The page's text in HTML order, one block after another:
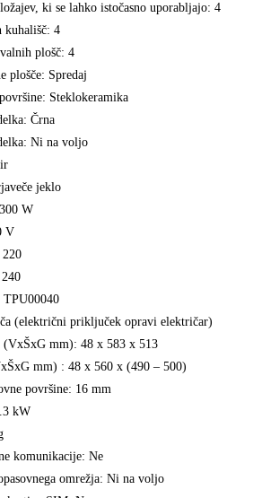
ki se lahko istočasno uporabljajo: 4
kuhališč: 4
plošč: 4
plošče: Spredaj
Steklokeramika
Črna
Ni na voljo
jeklo
W
V
220
TPU00040
(električni priključek opravi električar)
(VxŠxG mm): 48 x 583 x 513
mm) : 48 x 560 x (490 – 500)
površine: 16 mm
kW
komunikacije: Ne
omrežja: Ni na voljo